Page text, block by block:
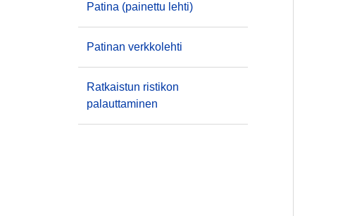
Patina (painettu lehti)
Patinan verkkolehti
Ratkaistun ristikon
palauttaminen